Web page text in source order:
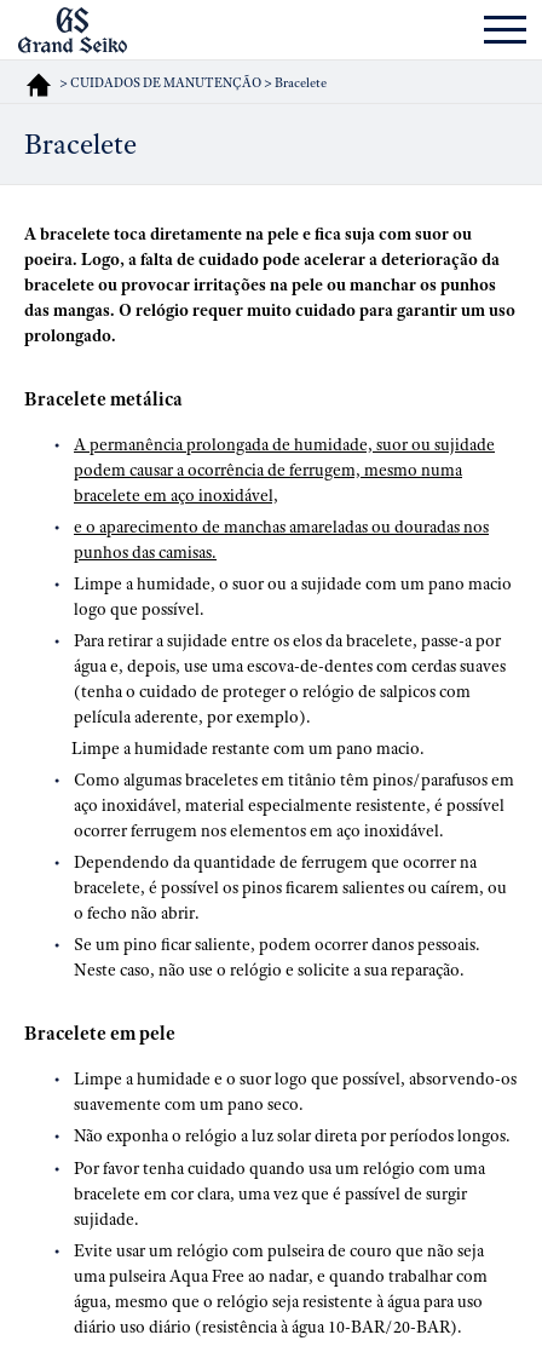
> CUIDADOS DE MANUTENÇÃO > Bracelete
Bracelete
A bracelete toca diretamente na pele e fica suja com suor ou
poeira. Logo, a falta de cuidado pode acelerar a deterioração da
bracelete ou provocar irritações na pele ou manchar os punhos
das mangas. O relógio requer muito cuidado para garantir um uso
prolongado.
Bracelete metálica
A permanência prolongada de humidade, suor ou sujidade
podem causar a ocorrência de ferrugem, mesmo numa
bracelete em aço inoxidável,
e o aparecimento de manchas amareladas ou douradas nos
punhos das camisas.
Limpe a humidade, o suor ou a sujidade com um pano macio
logo que possível.
Para retirar a sujidade entre os elos da bracelete, passe-a por
água e, depois, use uma escova-de-dentes com cerdas suaves
(tenha o cuidado de proteger o relógio de salpicos com
película aderente, por exemplo).
Limpe a humidade restante com um pano macio.
Como algumas braceletes em titânio têm pinos/parafusos em
aço inoxidável, material especialmente resistente, é possível
ocorrer ferrugem nos elementos em aço inoxidável.
Dependendo da quantidade de ferrugem que ocorrer na
bracelete, é possível os pinos ficarem salientes ou caírem, ou
o fecho não abrir.
Se um pino ficar saliente, podem ocorrer danos pessoais.
Neste caso, não use o relógio e solicite a sua reparação.
Bracelete em pele
Limpe a humidade e o suor logo que possível, absorvendo-os
suavemente com um pano seco.
Não exponha o relógio a luz solar direta por períodos longos.
Por favor tenha cuidado quando usa um relógio com uma
bracelete em cor clara, uma vez que é passível de surgir
sujidade.
Evite usar um relógio com pulseira de couro que não seja
uma pulseira Aqua Free ao nadar, e quando trabalhar com
água, mesmo que o relógio seja resistente à água para uso
diário uso diário (resistência à água 10-BAR/20-BAR).